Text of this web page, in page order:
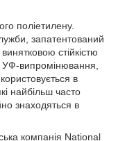
поліетилену.
запатентований
стійкістю
випромінювання,
в
найбільш часто
знаходяться в
компанія National